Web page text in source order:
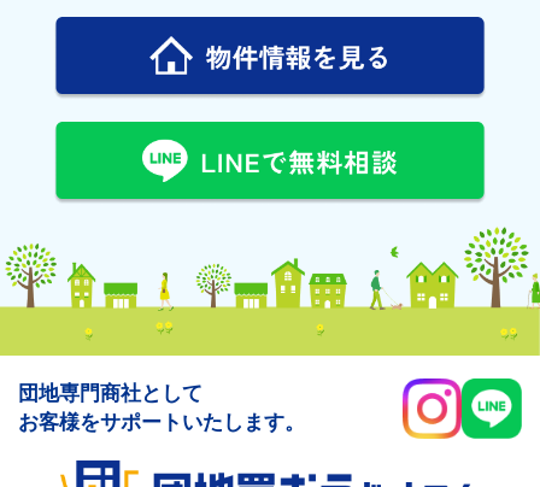
団地専門商社として
お客様をサポートいたします。